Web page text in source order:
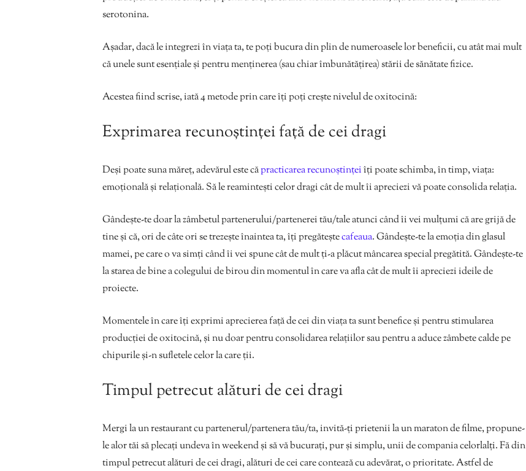
serotonina.
Așadar, dacă le integrezi în viața ta, te poți bucura din plin de numeroasele lor beneficii, cu atât mai mult
că unele sunt esențiale și pentru menținerea (sau chiar îmbunătățirea) stării de sănătate fizice.
Acestea fiind scrise, iată 4 metode prin care îți poți crește nivelul de oxitocină:
Exprimarea recunoștinței față de cei dragi
Deși poate suna măreț, adevărul este căpracticarea recunoștințeiîți poate schimba, în timp, viața:
emoțională și relațională. Să le reamintești celor dragi cât de mult îi apreciezi vă poate consolida relația.
Gândește-te doar la zâmbetul partenerului/partenerei tău/tale atunci când îi vei mulțumi că are grijă de
tine și că, ori de câte ori se trezește înaintea ta, îți pregăteștecafeaua. Gândește-te la emoția din glasul
mamei, pe care o va simți când îi vei spune cât de mult ți-a plăcut mâncarea special pregătită. Gândește-te
la starea de bine a colegului de birou din momentul în care va afla cât de mult îi apreciezi ideile de
proiecte.
Momentele în care îți exprimi aprecierea față de cei din viața ta sunt benefice și pentru stimularea
producției de oxitocină, și nu doar pentru consolidarea relațiilor sau pentru a aduce zâmbete calde pe
chipurile și-n sufletele celor la care ții.
Timpul petrecut alături de cei dragi
Mergi la un restaurant cu partenerul/partenera tău/ta, invită-ți prietenii la un maraton de filme, propune-
le alor tăi să plecați undeva în weekend și să vă bucurați, pur și simplu, unii de compania celorlalți. Fă din
timpul petrecut alături de cei dragi, alături de cei care contează cu adevărat, o prioritate. Astfel de